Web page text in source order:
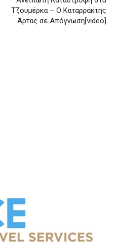
Τζουμέρκα – Ο Καταρράκτης
Άρτας σε Απόγνωση[video]